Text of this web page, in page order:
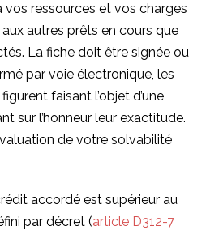
ressources et vos charges
autres prêts en cours que
La fiche doit être signée ou
par voie électronique, les
faisant l’objet d’une
sur l’honneur leur exactitude.
de votre solvabilité
accordé est supérieur au
par décret (article D312-7